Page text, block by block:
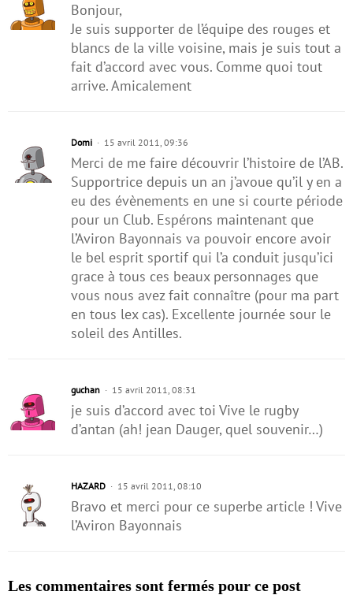
Bonjour,
Je suis supporter de l’équipe des rouges et
blancs de la ville voisine, mais je suis tout a
fait d’accord avec vous. Comme quoi tout
arrive. Amicalement
Domi 15 avril 2011, 09:36
Merci de me faire découvrir l’histoire de l’AB.
Supportrice depuis un an j’avoue qu’il y en a
eu des évènements en une si courte période
pour un Club. Espérons maintenant que
l’Aviron Bayonnais va pouvoir encore avoir
le bel esprit sportif qui l’a conduit jusqu’ici
grace à tous ces beaux personnages que
vous nous avez fait connaître (pour ma part
en tous lex cas). Excellente journée sour le
soleil des Antilles.
guchan 15 avril 2011, 08:31
je suis d’accord avec toi Vive le rugby
d’antan (ah! jean Dauger, quel souvenir…)
HAZARD 15 avril 2011, 08:10
Bravo et merci pour ce superbe article ! Vive
l’Aviron Bayonnais
Les commentaires sont fermés pour ce post